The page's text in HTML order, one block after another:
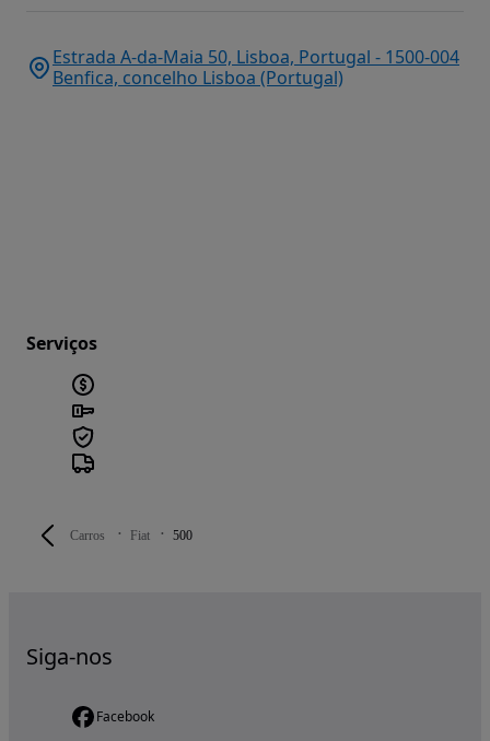
Carros Fiat 500
Estrada A-da-Maia 50, Lisboa, Portugal - 1500-004
Benfica, concelho Lisboa (Portugal)
Serviços
Siga-nos
Facebook